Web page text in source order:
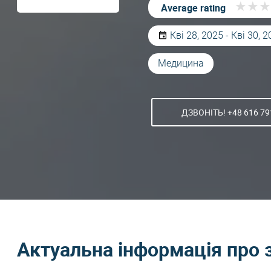
Average rating ★ ★ ★
★ ★ ★
Кві 28, 2025 - Кві 30,
Медицина
ДЗВОНІТЬ! +48 616
Актуальна інформація про